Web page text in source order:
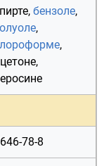
, бензоле,
,
,
,
78-8